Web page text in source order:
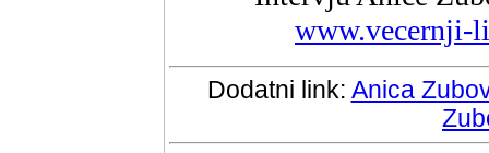
www.vecernji-
Dodatni link: Anica